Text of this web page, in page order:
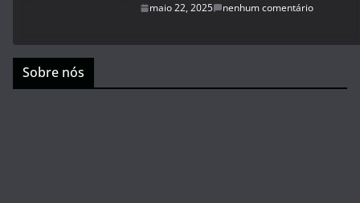
maio 22, 2025 nenhum comentário
Sobre nós